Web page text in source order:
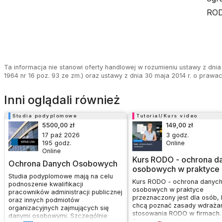
Ta informacja nie stanowi oferty handlowej w rozumieniu ustawy z
1964 nr 16 poz. 93 ze zm.) oraz ustawy z dnia 30 maja 2014 r. o
Inni oglądali również
Studia podyplomowe
Ochrona Danych Osobowych
5500,00 zł
17 paź 2026
195 godz.
Online
Studia podyplomowe mają na celu
podnoszenie kwalifikacji
pracowników administracji publicznej
oraz innych podmiotów
organizacyjnych zajmujących się
danymi osobowymi. Szczególnie
Tutorial/Kurs video
Kurs RODO - ochrona
osobowych w praktyce
149,00 zł
3 godz.
Online
Kurs RODO - ochrona danych
osobowych w praktyce
przeznaczony jest dla osób,
chcą poznać zasady
stosowania RODO w firmach.